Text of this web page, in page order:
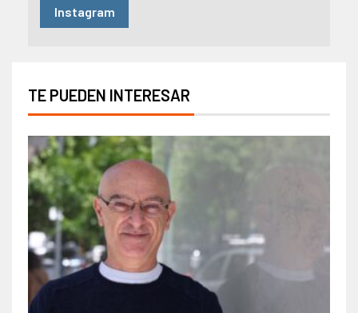
Instagram
TE PUEDEN INTERESAR